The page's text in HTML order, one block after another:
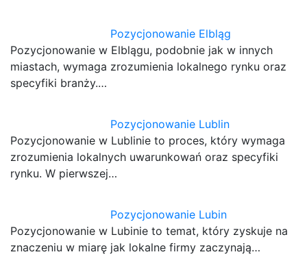
Pozycjonowanie Elbląg
Pozycjonowanie w Elblągu, podobnie jak w innych
miastach, wymaga zrozumienia lokalnego rynku oraz
specyfiki branży.…
Pozycjonowanie Lublin
Pozycjonowanie w Lublinie to proces, który wymaga
zrozumienia lokalnych uwarunkowań oraz specyfiki
rynku. W pierwszej…
Pozycjonowanie Lubin
Pozycjonowanie w Lubinie to temat, który zyskuje na
znaczeniu w miarę jak lokalne firmy zaczynają…